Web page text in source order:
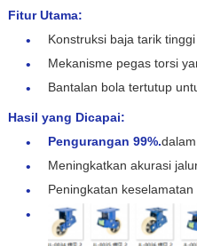
Fitur Utama:
Konstruksi baja tarik
Mekanisme pegas torsi
Bantalan bola tertutup
Hasil yang Dicapai:
Pengurangan 99%.
Meningkatkan akurasi
Peningkatan